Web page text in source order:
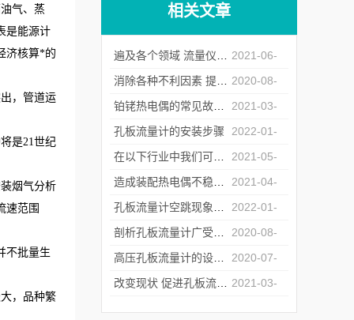
相关文章
2021-06-
07
2020-08-
10
2021-03-
19
孔板流量计的安装步骤
2022-01-
18
2021-05-
11
2021-04-
30
2022-01-
18
2020-08-
06
2020-07-
28
2021-03-
气、蒸
是能源计
济核算*的
，管道运
是21世纪
烟气分析
速范围
不批量生
，品种繁